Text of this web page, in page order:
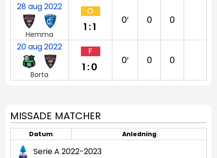
28 aug 2022
Hemma
O
1:1
0′ 0 0
20 aug 2022
Borta
F
1:0
0′ 0 0
MISSADE MATCHER
Datum Anledning
Serie A 2022-2023